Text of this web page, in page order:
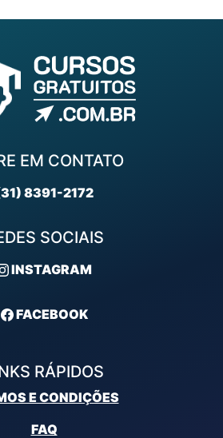
EM CONTATO
8391-2172
SOCIAIS
INSTAGRAM
FACEBOOK
RÁPIDOS
E CONDIÇÕES
FAQ